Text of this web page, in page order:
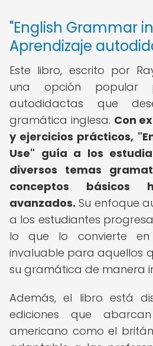
"English Grammar
Aprendizaje
Este libro, escrito por
una opción popular
autodidactas que
gramática inglesa. Con
y ejercicios prácticos,
Use" guía a los
diversos temas
conceptos básicos
avanzados. Su enfoque
a los estudiantes
lo que lo convierte en
invaluable para aquellos
su gramática de manera
Además, el libro está
ediciones que
americano como el